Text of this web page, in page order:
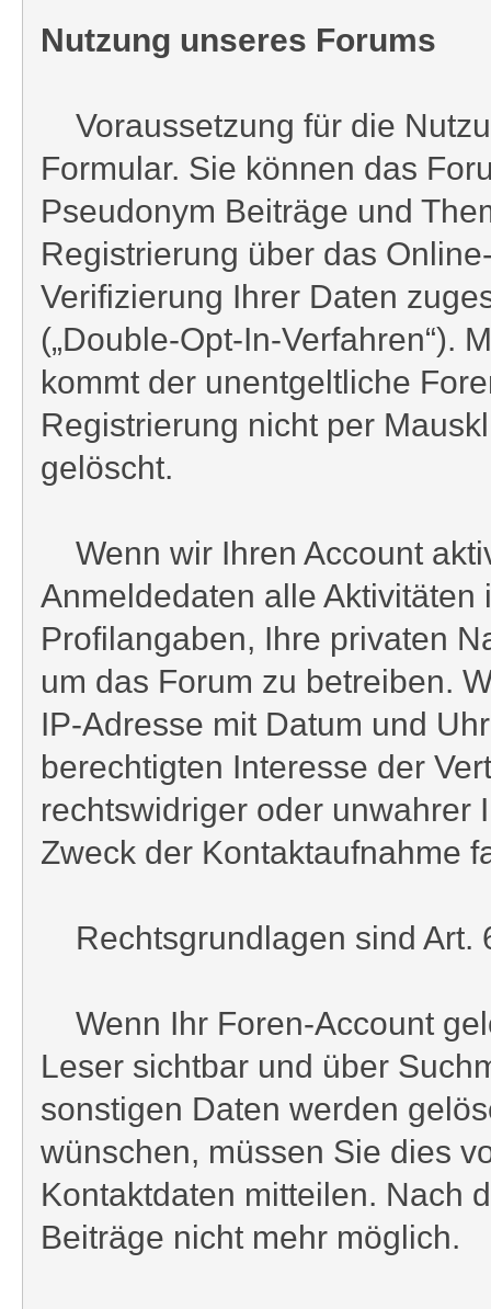
Nutzung unseres Forums
Voraussetzung für die
Formular. Sie können das
Pseudonym Beiträge und
Registrierung über das
Verifizierung Ihrer Daten
(„Double-Opt-In-Verfahren“).
kommt der unentgeltliche
Registrierung nicht per
gelöscht.
Wenn wir Ihren Account
Anmeldedaten alle
Profilangaben, Ihre privaten
um das Forum zu betreiben.
IP-Adresse mit Datum und
berechtigten Interesse der
rechtswidriger oder unwahrer
Zweck der Kontaktaufnahme
Rechtsgrundlagen sind Art.
Wenn Ihr Foren-Account
Leser sichtbar und über
sonstigen Daten werden
wünschen, müssen Sie dies
Kontaktdaten mitteilen. Nach
Beiträge nicht mehr möglich.